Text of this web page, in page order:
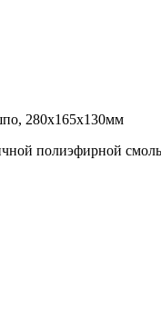
280х165х130мм
полиэфирной